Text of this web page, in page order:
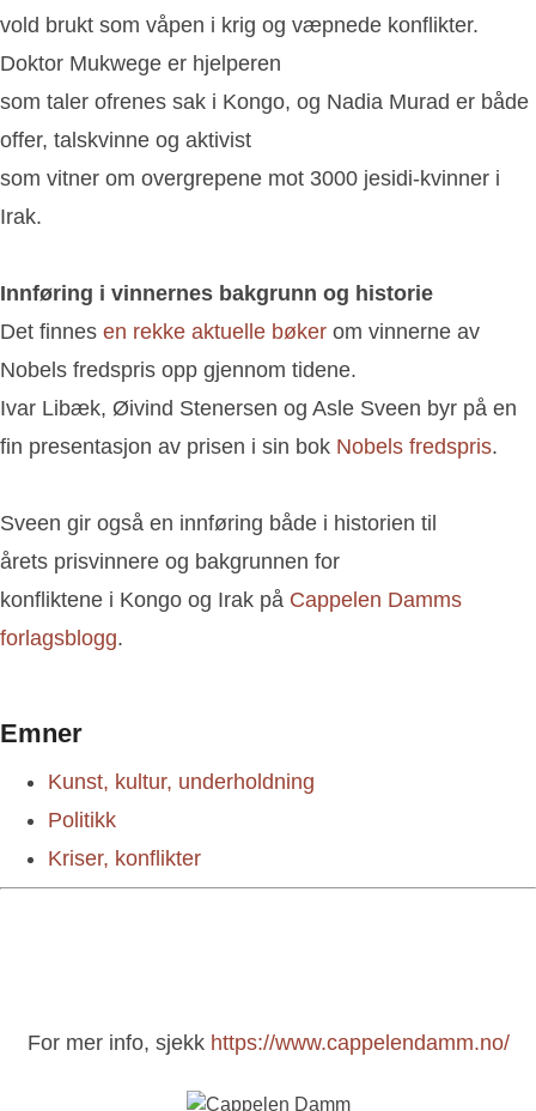
vold brukt som våpen i krig og væpnede konflikter.
Doktor Mukwege er hjelperen
som taler ofrenes sak i Kongo, og Nadia Murad er både
offer, talskvinne og aktivist
som vitner om overgrepene mot 3000 jesidi-kvinner i
Irak.
Innføring i vinnernes bakgrunn og historie
Det finnes en rekke aktuelle bøker om vinnerne av
Nobels fredspris opp gjennom tidene.
Ivar Libæk, Øivind Stenersen og Asle Sveen byr på en
fin presentasjon av prisen i sin bok Nobels fredspris.
Sveen gir også en innføring både i historien til
årets prisvinnere og bakgrunnen for
konfliktene i Kongo og Irak på Cappelen Damms
forlagsblogg.
Emner
Kunst, kultur, underholdning
Politikk
Kriser, konflikter
For mer info, sjekk https://www.cappelendamm.no/